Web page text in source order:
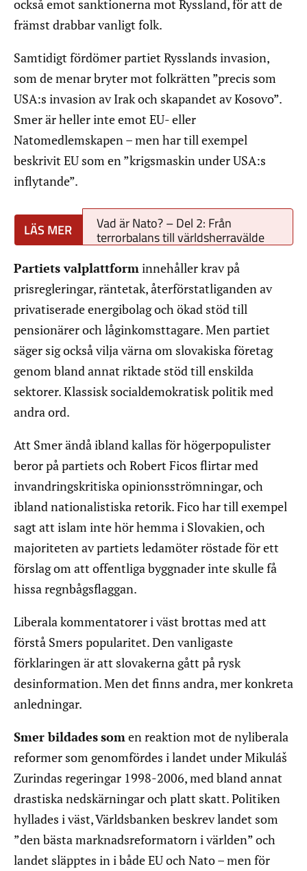
också emot sanktionerna mot Ryssland, för att de
främst drabbar vanligt folk.
Samtidigt fördömer partiet Rysslands invasion,
som de menar bryter mot folkrätten ”precis som
USA:s invasion av Irak och skapandet av Kosovo”.
Smer är heller inte emot EU- eller
Natomedlemskapen – men har till exempel
beskrivit EU som en ”krigsmaskin under USA:s
inflytande”.
Vad är Nato? – Del 2: Från
terrorbalans till världsherravälde
Partiets valplattforminnehåller krav på
prisregleringar, räntetak, återförstatliganden av
privatiserade energibolag och ökad stöd till
pensionärer och låginkomsttagare. Men partiet
säger sig också vilja värna om slovakiska företag
genom bland annat riktade stöd till enskilda
sektorer. Klassisk socialdemokratisk politik med
andra ord.
Att Smer ändå ibland kallas för högerpopulister
beror på partiets och Robert Ficos flirtar med
invandringskritiska opinionsströmningar, och
ibland nationalistiska retorik. Fico har till exempel
sagt att islam inte hör hemma i Slovakien, och
majoriteten av partiets ledamöter röstade för ett
förslag om att offentliga byggnader inte skulle få
hissa regnbågsflaggan.
Liberala kommentatorer i väst brottas med att
förstå Smers popularitet. Den vanligaste
förklaringen är att slovakerna gått på rysk
desinformation. Men det finns andra, mer konkreta
anledningar.
Smer bildadessomen reaktion mot de nyliberala
reformer som genomfördes i landet under Mikuláš
Zurindas regeringar 1998-2006, med bland annat
drastiska nedskärningar och platt skatt. Politiken
hyllades i väst, Världsbanken beskrev landet som
”den bästa marknadsreformatorn i världen” och
landet släpptes in i både EU och Nato – men för